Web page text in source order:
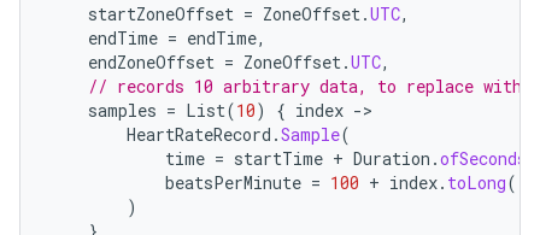
startZoneOffset = ZoneOffset.UTC,
endTime = endTime,
endZoneOffset = ZoneOffset.UTC,
// records 10 arbitrary data, to replace with
samples = List(10) { index -
HeartRateRecord .Sample(
time = startTime + Duration .ofSeconds
beatsPerMinute = 100 + index. toLong(),
)